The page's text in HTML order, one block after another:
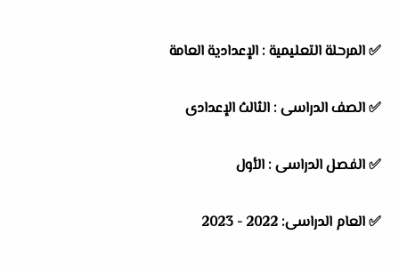
✅المرحلة التعليمية : الإعدادية العامة
✅الصف الدراسى : الثالث الإعدادى
✅الفصل الدراسى : الأول
✅العام الدراسى: 2022 - 2023